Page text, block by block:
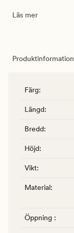
Läs mer
Produktinformation
Färg:
Längd:
Bredd:
Höjd:
Vikt:
Material:
Öppning :